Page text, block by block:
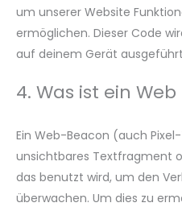
um unserer Website
ermöglichen. Dieser Code
auf deinem Gerät
4. Was ist ein
Ein Web-Beacon (auch
unsichtbares Textfragment
das benutzt wird, um den
überwachen. Um dies zu